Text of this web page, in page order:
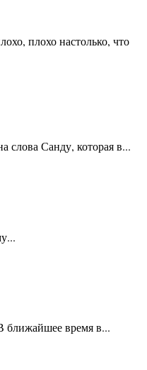
плохо настолько, что
Санду, которая в...
ближайшее время в...